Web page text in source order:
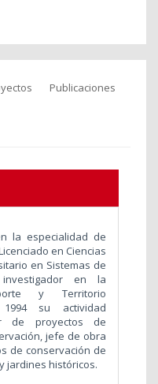
Publicaciones
la especialidad de
en Ciencias
en Sistemas de
en la
y Territorio
su actividad
de proyectos de
jefe de obra
de conservación de
jardines históricos.